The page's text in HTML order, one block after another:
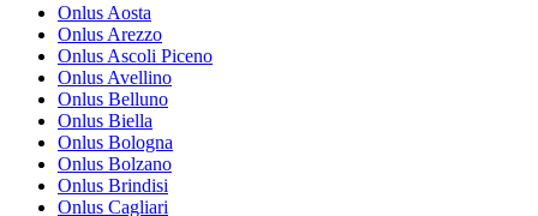
Onlus Aosta
Onlus Arezzo
Onlus Ascoli Piceno
Onlus Avellino
Onlus Belluno
Onlus Biella
Onlus Bologna
Onlus Bolzano
Onlus Brindisi
Onlus Cagliari